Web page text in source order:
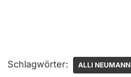
Schlagwörter: ALLI NEUMANN